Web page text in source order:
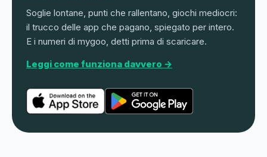
Soglie lontane, punti che rallentano, giochi mediocri:
il trucco delle app che pagano, spiegato per intero.
E i numeri di mygoo, detti prima di scaricare.
Leggi come funziona davvero →